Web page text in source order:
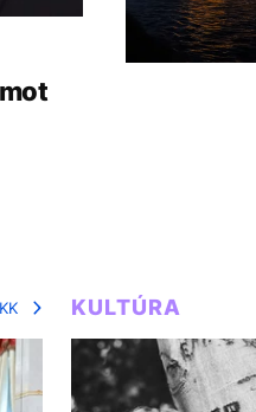
KULTÚRA